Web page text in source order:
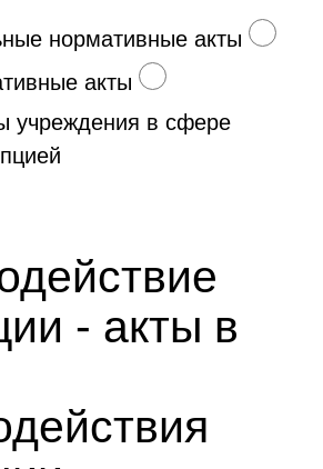
нормативные акты
акты
учреждения в сфере
- акты в